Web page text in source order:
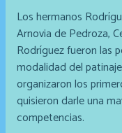
Los hermanos
Arnovia de Pedroza,
Rodríguez fueron las
modalidad del
organizaron los
quisieron darle una
competencias.